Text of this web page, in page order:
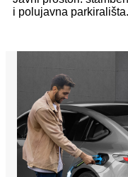
i polujavna parkirališta.